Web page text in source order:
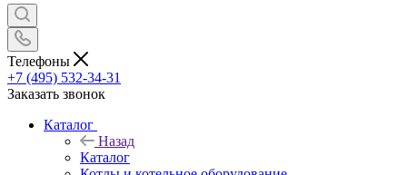
Телефоны
+7 (495) 532‑34‑31
Заказать звонок
Каталог
Назад
Каталог